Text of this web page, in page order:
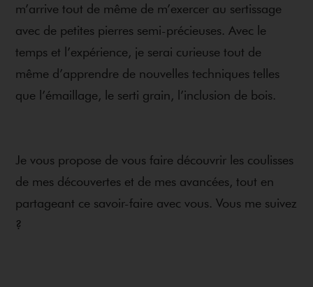
m’arrive tout de même de m’exercer au sertissage
avec de petites pierres semi-précieuses. Avec le
temps et l’expérience, je serai curieuse tout de
même d’apprendre de nouvelles techniques telles
que l’émaillage, le serti grain, l’inclusion de bois.
Je vous propose de vous faire découvrir les coulisses
de mes découvertes et de mes avancées, tout en
partageant ce savoir-faire avec vous. Vous me suivez
?